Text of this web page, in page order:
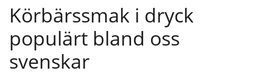
Körbärssmak i dryck
populärt bland oss
svenskar